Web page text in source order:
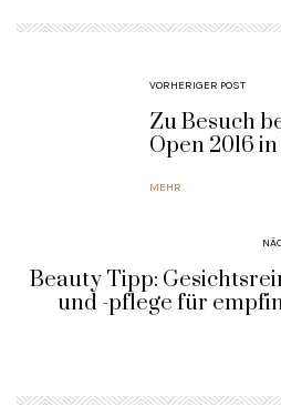
VORHERIGER POST
Zu Besuch
Open 2016
MEHR
Beauty Tipp:
und -pflege für